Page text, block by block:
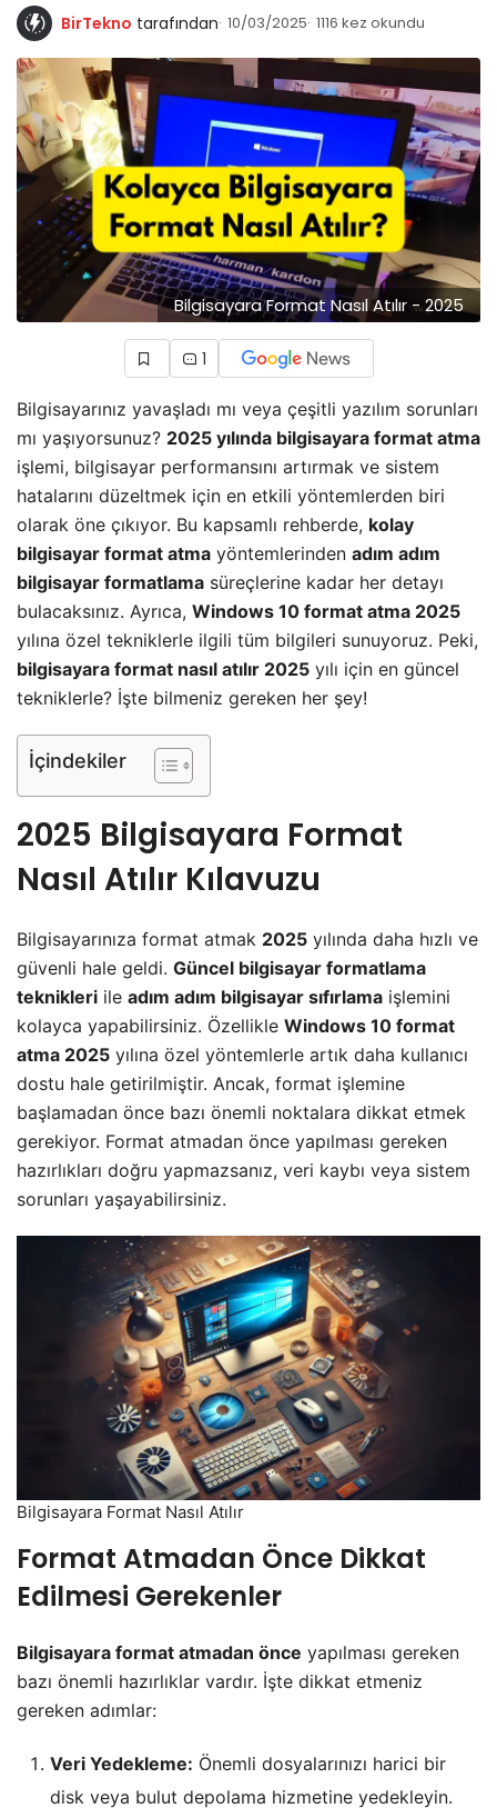
BirTekno tarafından 10/03/2025 1116 kez okundu
Bilgisayara Format Nasıl Atılır - 2025
1
Bilgisayarınız yavaşladı mı veya çeşitli yazılım sorunları
mı yaşıyorsunuz? 2025 yılında bilgisayara format atma
işlemi, bilgisayar performansını artırmak ve sistem
hatalarını düzeltmek için en etkili yöntemlerden biri
olarak öne çıkıyor. Bu kapsamlı rehberde, kolay
bilgisayar format atma yöntemlerinden adım adım
bilgisayar formatlama süreçlerine kadar her detayı
bulacaksınız. Ayrıca, Windows 10 format atma 2025
yılına özel tekniklerle ilgili tüm bilgileri sunuyoruz. Peki,
bilgisayara format nasıl atılır 2025 yılı için en güncel
tekniklerle? İşte bilmeniz gereken her şey!
İçindekiler
2025 Bilgisayara Format
Nasıl Atılır Kılavuzu
Bilgisayarınıza format atmak 2025 yılında daha hızlı ve
güvenli hale geldi. Güncel bilgisayar formatlama
teknikleri ile adım adım bilgisayar sıfırlama işlemini
kolayca yapabilirsiniz. Özellikle Windows 10 format
atma 2025 yılına özel yöntemlerle artık daha kullanıcı
dostu hale getirilmiştir. Ancak, format işlemine
başlamadan önce bazı önemli noktalara dikkat etmek
gerekiyor. Format atmadan önce yapılması gereken
hazırlıkları doğru yapmazsanız, veri kaybı veya sistem
sorunları yaşayabilirsiniz.
Bilgisayara Format Nasıl Atılır
Format Atmadan Önce Dikkat
Edilmesi Gerekenler
Bilgisayara format atmadan önce yapılması gereken
bazı önemli hazırlıklar vardır. İşte dikkat etmeniz
gereken adımlar:
Veri Yedekleme: Önemli dosyalarınızı harici bir
disk veya bulut depolama hizmetine yedekleyin.